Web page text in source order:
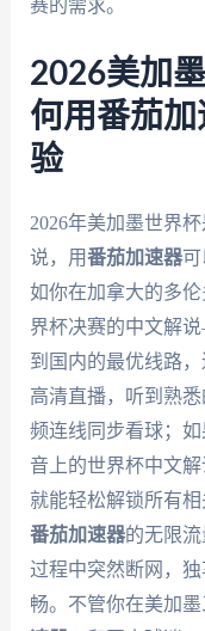
赛的需求。
2026美加
何用番茄
验
2026年美加墨世界
说，用番茄加速器可
如你在加拿大的多
界杯决赛的中文解
到国内的最优线路
高清直播，听到熟
频连线同步看球；
音上的世界杯中文
就能轻松解锁所有
番茄加速器的无限
过程中突然断网，
畅。不管你在美加